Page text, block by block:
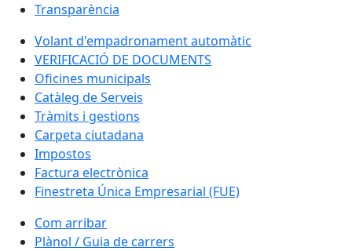
Transparència
Volant d'empadronament automàtic
VERIFICACIÓ DE DOCUMENTS
Oficines municipals
Catàleg de Serveis
Tràmits i gestions
Carpeta ciutadana
Impostos
Factura electrònica
Finestreta Única Empresarial (FUE)
Com arribar
Plànol / Guia de carrers